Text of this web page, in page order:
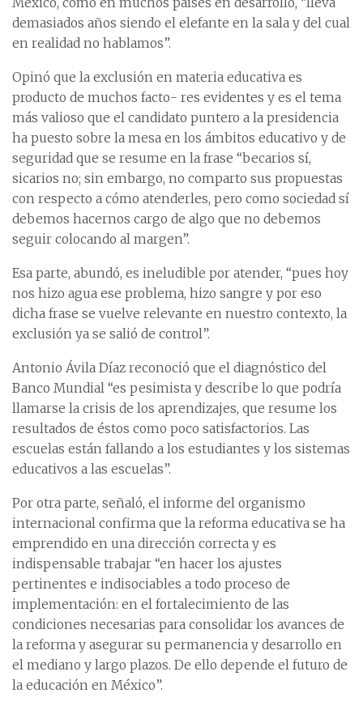
demasiados años siendo el elefante en la sala y del cual
en realidad no hablamos”.
Opinó que la exclusión en materia educativa es
producto de muchos facto- res evidentes y es el tema
más valioso que el candidato puntero a la presidencia
ha puesto sobre la mesa en los ámbitos educativo y de
seguridad que se resume en la frase “becarios sí,
sicarios no; sin embargo, no comparto sus propuestas
con respecto a cómo atenderles, pero como sociedad sí
debemos hacernos cargo de algo que no debemos
seguir colocando al margen”.
Esa parte, abundó, es ineludible por atender, “pues hoy
nos hizo agua ese problema, hizo sangre y por eso
dicha frase se vuelve relevante en nuestro contexto, la
exclusión ya se salió de control”.
Antonio Ávila Díaz reconoció que el diagnóstico del
Banco Mundial “es pesimista y describe lo que podría
llamarse la crisis de los aprendizajes, que resume los
resultados de éstos como poco satisfactorios. Las
escuelas están fallando a los estudiantes y los sistemas
educativos a las escuelas”.
Por otra parte, señaló, el informe del organismo
internacional confirma que la reforma educativa se ha
emprendido en una dirección correcta y es
indispensable trabajar “en hacer los ajustes
pertinentes e indisociables a todo proceso de
implementación: en el fortalecimiento de las
condiciones necesarias para consolidar los avances de
la reforma y asegurar su permanencia y desarrollo en
el mediano y largo plazos. De ello depende el futuro de
la educación en México”.